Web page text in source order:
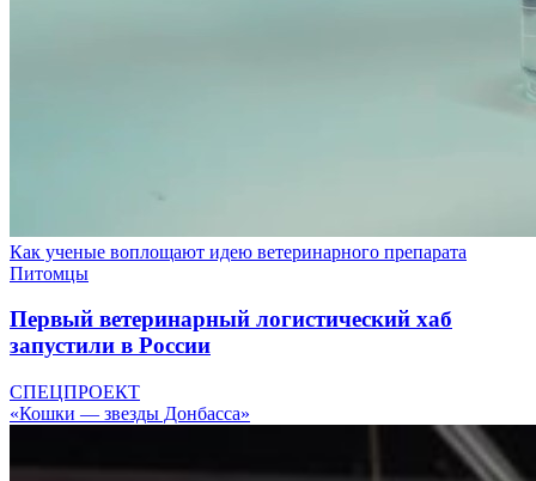
Как ученые воплощают идею ветеринарного препарата
Питомцы
Первый ветеринарный логистический хаб
запустили в России
СПЕЦПРОЕКТ
«Кошки — звезды Донбасса»